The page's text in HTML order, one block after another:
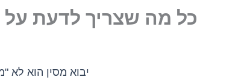
כל מה שצריך לדעת על
יבוא מסין הוא לא